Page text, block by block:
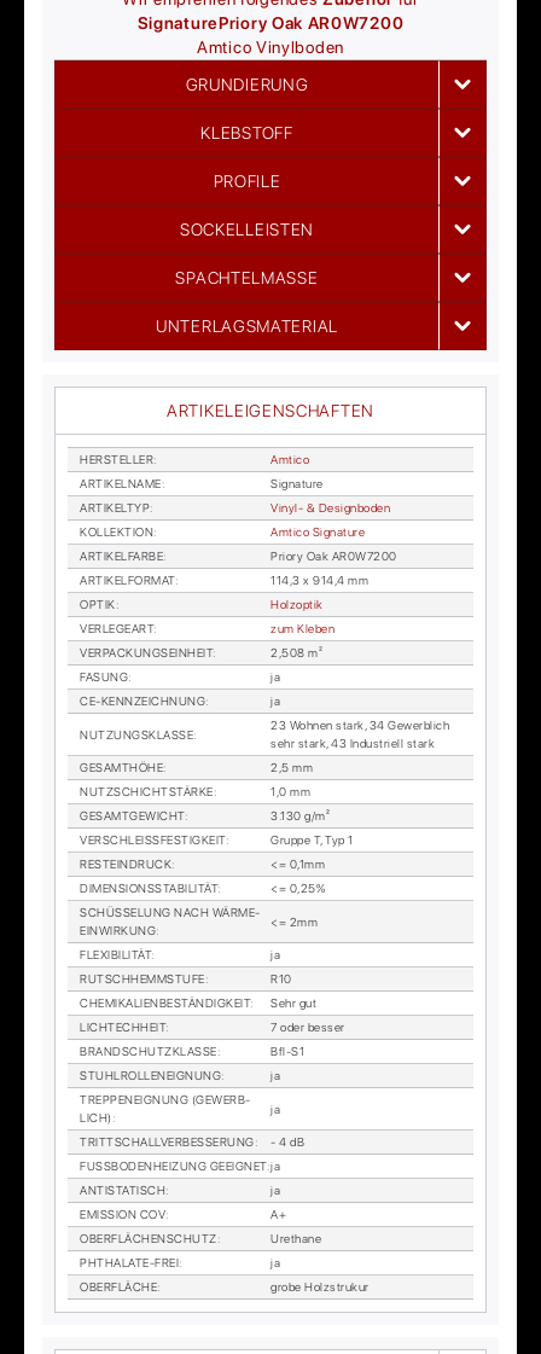
SignaturePriory Oak AR0W7200
Amtico Vinylboden
GRUNDIERUNG
KLEBSTOFF
PROFILE
SOCKELLEISTEN
SPACHTELMASSE
UNTERLAGSMATERIAL
ARTIKELEIGENSCHAFTEN
HER­STEL­LER:
Am­ti­co
AR­TI­KEL­NA­ME:
Si­gna­tu­re
AR­TI­KEL­TYP:
Vi­nyl- & De­sign­bo­den
KOL­LEK­TI­ON:
Am­ti­co Si­gna­tu­re
AR­TI­KEL­FAR­BE:
Prio­ry Oak AR0W7200
AR­TI­KEL­FOR­MAT:
114,3 x 914,4 mm
OP­TIK:
Holz­op­tik
VER­LE­GE­ART:
zum Kle­ben
VER­PA­CKUNGS­EIN­HEIT:
2,508 m²
FA­SUNG:
ja
CE-KENN­ZEICH­NUNG: ja
NUT­ZUNGS­KLAS­SE:
23 Woh­nen stark, 34 Ge­werb­lich
sehr stark, 43 In­dus­tri­ell stark
GE­SAMT­HÖ­HE:
2,5 mm
NUTZ­SCHICHT­STÄR­KE:
1,0 mm
GE­SAMT­GE­WICHT:
3.130 g/m²
VER­SCHLEISS­FES­TIG­KEIT:
Grup­pe T, Typ 1
RESTEIN­DRUCK:
<= 0,1mm
DI­MEN­SI­ONS­STA­BI­LI­TÄT:
<= 0,25%
SCHÜS­SE­LUNG NACH WÄR­ME­
EIN­WIR­KUNG:
<= 2mm
FLE­XI­BI­LI­TÄT:
ja
RUTSCH­HEMM­STU­FE:
R10
CHE­MI­KA­LI­EN­BE­STÄN­DIG­KEIT:
Sehr gut
LICH­TECH­HEIT:
7 oder bes­ser
BRAND­SCHUTZ­KLAS­SE:
Bfl-S1
STUHL­ROL­LEN­EIG­NUNG:
ja
TREP­PEN­EIG­NUNG (GE­WERB­
LICH) :
ja
TRITT­SCHALL­VER­BES­SE­RUNG:
- 4 dB
FUSS­BO­DEN­HEI­ZUNG GE­EIG­NET:ja
AN­TI­STA­TISCH:
ja
EMIS­SI­ON COV:
A+
OBER­FLÄ­CHEN­SCHUTZ:
Ure­tha­ne
PHTHA­LA­TE-FREI:
ja
OBER­FLÄ­CHE: gro­be Holz­stru­kur